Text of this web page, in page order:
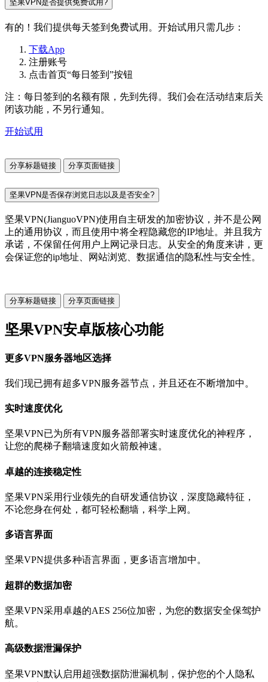
坚果VPN是否提供免费试用?
有的！我们提供每天签到免费试用。开始试用只需几步：
下载App
注册账号
点击首页“每日签到”按钮
注：每日签到的名额有限，先到先得。我们会在活动结束后关
闭该功能，不另行通知。
开始试用
分享标题链接 分享页面链接
坚果VPN是否保存浏览日志以及是否安全?
坚果VPN(JianguoVPN)使用自主研发的加密协议，并不是公网
上的通用协议，而且使用中将全程隐藏您的IP地址。并且我方
承诺，不保留任何用户上网记录日志。从安全的角度来讲，更
会保证您的ip地址、网站浏览、数据通信的隐私性与安全性。
分享标题链接 分享页面链接
坚果VPN安卓版核心功能
更多VPN服务器地区选择
我们现已拥有超多VPN服务器节点，并且还在不断增加中。
实时速度优化
坚果VPN已为所有VPN服务器部署实时速度优化的神程序，
让您的爬梯子翻墙速度如火箭般神速。
卓越的连接稳定性
坚果VPN采用行业领先的自研发通信协议，深度隐藏特征，
不论您身在何处，都可轻松翻墙，科学上网。
多语言界面
坚果VPN提供多种语言界面，更多语言增加中。
超群的数据加密
坚果VPN采用卓越的AES 256位加密，为您的数据安全保驾护
航。
高级数据泄漏保护
坚果VPN默认启用超强数据防泄漏机制，保护您的个人隐私